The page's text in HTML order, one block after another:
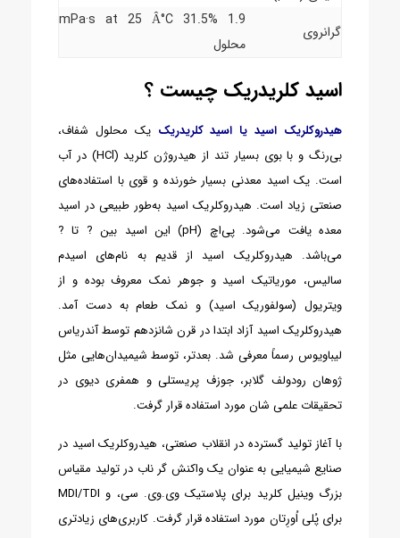
گرانروی
1.9 mPa·s at 25 Â°C 31.5%
محلول
اسید کلریدریک چیست ؟
هیدروکلریک اسید یا اسید کلریدریک یک محلول شفاف،
بی‌رنگ و با بوی بسیار تند از هیدروژن کلرید (HCl) در آب
است. یک اسید معدنی بسیار خورنده و قوی با استفاده‌های
صنعتی زیاد است. هیدروکلریک اسید به‌طور طبیعی در اسید
معده یافت می‌شود. پی‌اچ (pH) این اسید بین ? تا ?
می‌باشد. هیدروکلریک اسید از قدیم به نام‌های اسیدم
سالیس، موریاتیک اسید و جوهر نمک معروف بوده و از
ویتریول (سولفوریک اسید) و نمک طعام به دست آمد.
هیدروکلریک اسید آزاد ابتدا در قرن شانزدهم توسط آندریاس
لیباویوس رسماً معرفی شد. بعدتر، توسط شیمیدان‌هایی مثل
ژوهان رودولف گلابر، جوزف پریستلی و همفری دیوی در
تحقیقات علمی شان مورد استفاده قرار گرفت.
با آغاز تولید گسترده در انقلاب صنعتی، هیدروکلریک اسید در
صنایع شیمیایی به عنوان یک واکنش گر ناب در تولید مقیاس
بزرگ وینیل کلرید برای پلاستیک وی.وی. سی، و MDI/TDI
برای پُلی اُورِتان مورد استفاده قرار گرفت. کاربری‌های زیادتری